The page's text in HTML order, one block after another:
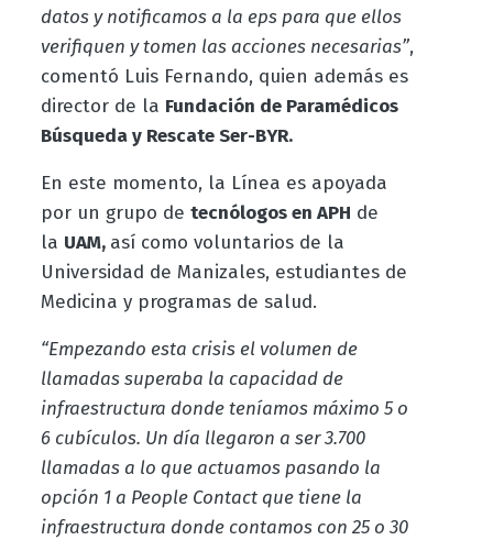
datos y notificamos a la eps para que ellos
verifiquen y tomen las acciones necesarias”,
comentó Luis Fernando, quien además es
director de la Fundación de Paramédicos
Búsqueda y Rescate Ser-BYR.
En este momento, la Línea es apoyada
por un grupo de tecnólogos en APH de
la UAM, así como voluntarios de la
Universidad de Manizales, estudiantes de
Medicina y programas de salud.
“Empezando esta crisis el volumen de
llamadas superaba la capacidad de
infraestructura donde teníamos máximo 5 o
6 cubículos. Un día llegaron a ser 3.700
llamadas a lo que actuamos pasando la
opción 1 a People Contact que tiene la
infraestructura donde contamos con 25 o 30